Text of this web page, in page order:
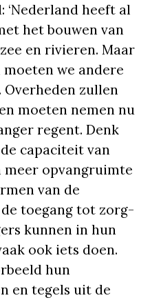
‘Nederland heeft al
het bouwen van
en rivieren. Maar
we andere
Overheden zullen
moeten nemen nu
regent. Denk
capaciteit van
opvangruimte
van de
toegang tot zorg-
kunnen in hun
ook iets doen.
hun
en tegels uit de